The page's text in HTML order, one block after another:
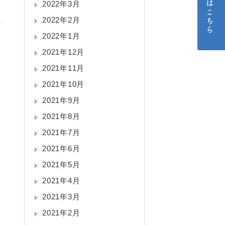
2022年3月
2022年2月
2022年1月
2021年12月
2021年11月
2021年10月
2021年9月
2021年8月
2021年7月
2021年6月
2021年5月
2021年4月
2021年3月
2021年2月